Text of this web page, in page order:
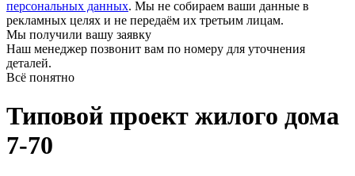
персональных данных. Мы не собираем ваши данные в
рекламных целях и не передаём их третьим лицам.
Мы получили вашу заявку
Наш менеджер позвонит вам по номеру для уточнения
деталей.
Всё понятно
Типовой проект жилого дома
7-70